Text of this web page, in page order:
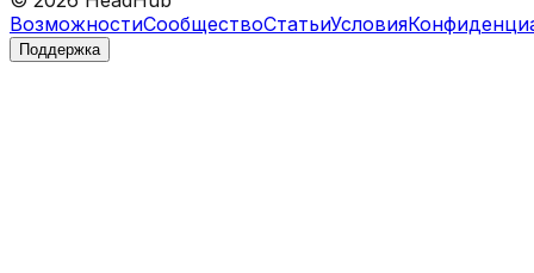
ВозможностиСообществоСтатьиУсловия
Поддержка